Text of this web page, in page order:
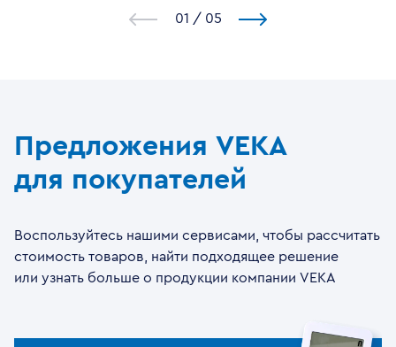
1 / 5
Предложения VEKA
для покупателей
Воспользуйтесь нашими сервисами, чтобы рассчитать
стоимость товаров, найти подходящее решение
или узнать больше о продукции компании VEKA